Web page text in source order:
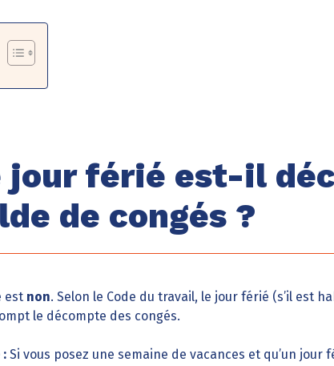
jour férié est-il
de congés ?
est non. Selon le Code du travail, le jour férié (s’il est
le décompte des congés.
: Si vous posez une semaine de vacances et qu’un